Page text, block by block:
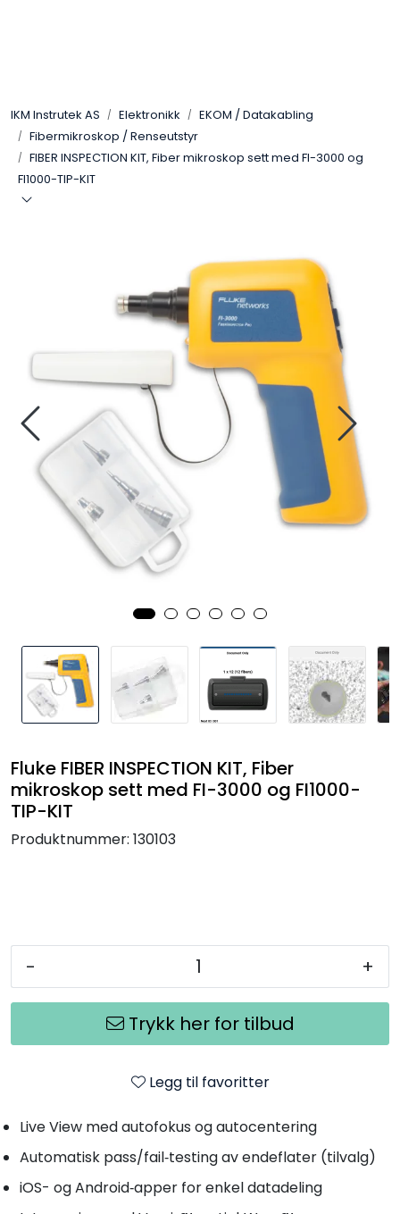
IKM Instrutek AS Elektronikk
EKOM / Datakabling
Fibermikroskop / Renseutstyr
FIBER INSPECTION KIT, Fiber mikroskop sett med FI-3000 og
FI1000-TIP-KIT
Fluke FIBER INSPECTION KIT, Fiber
mikroskop sett med FI-3000 og FI1000-
TIP-KIT
Produktnummer: 130103
- +
Trykk her for tilbud
Legg til favoritter
Live View med autofokus og autocentering
Automatisk pass/fail‑testing av endeflater (tilvalg)
iOS- og Android‑apper for enkel datadeling
Elektro
Elektronikk
Miljø og sikkerhet
Termografi
Undervisning
Navigasjon & Kommunikasjon
Maskinvern & Instrumentering
Kampanjer
Outlet